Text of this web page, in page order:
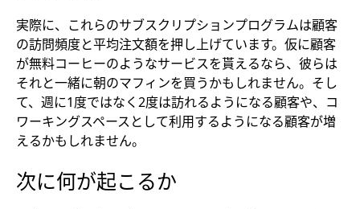
実際に、これらのサブスクリプションプログラムは顧客
の訪問頻度と平均注文額を押し上げています。仮に顧客
が無料コーヒーのようなサービスを貰えるなら、彼らは
それと一緒に朝のマフィンを買うかもしれません。そし
て、週に1度ではなく2度は訪れるようになる顧客や、コ
ワーキングスペースとして利用するようになる顧客が増
えるかもしれません。
次に何が起こるか